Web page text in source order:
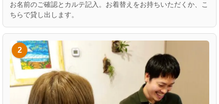
お名前のご確認とカルテ記入。お着替えをお持ちいただくか、こ
ちらで貸し出します。
2